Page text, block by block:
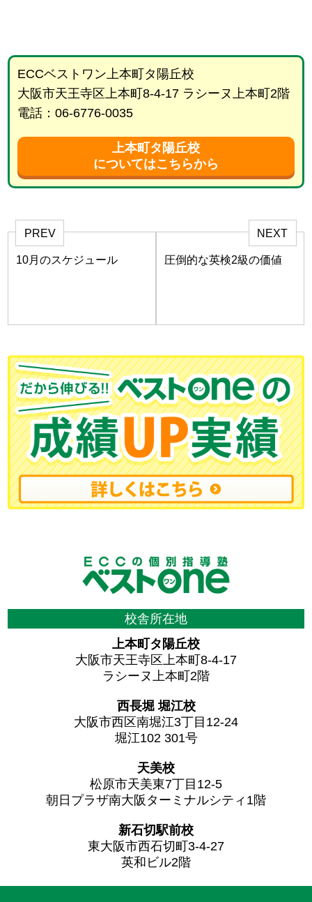
ECCベストワン上本町タ陽丘校
大阪市天王寺区上本町8-4-17 ラシーヌ上本町2階
電話：06-6776-0035
上本町タ陽丘校
についてはこちらから
PREV
10月のスケジュール
NEXT
圧倒的な英検2級の価値
校舎所在地
上本町タ陽丘校
大阪市天王寺区上本町8-4-17
ラシーヌ上本町2階
西長堀 堀江校
大阪市西区南堀江3丁目12-24
堀江102 301号
天美校
松原市天美東7丁目12-5
朝日プラザ南大阪ターミナルシティ1階
新石切駅前校
東大阪市西石切町3-4-27
英和ビル2階